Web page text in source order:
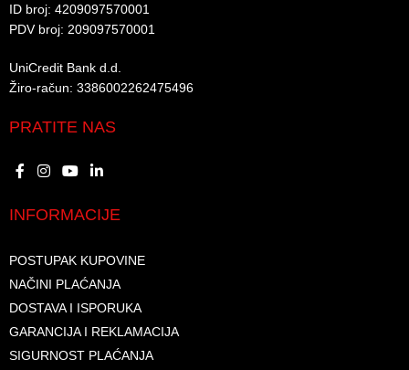
ID broj: 4209097570001​
PDV broj: 209097570001 ​
UniCredit Bank d.d.​
Žiro-račun: 3386002262475496​​
PRATITE NAS
INFORMACIJE
POSTUPAK KUPOVINE
NAČINI PLAĆANJA
DOSTAVA I ISPORUKA
GARANCIJA I REKLAMACIJA
SIGURNOST PLAĆANJA